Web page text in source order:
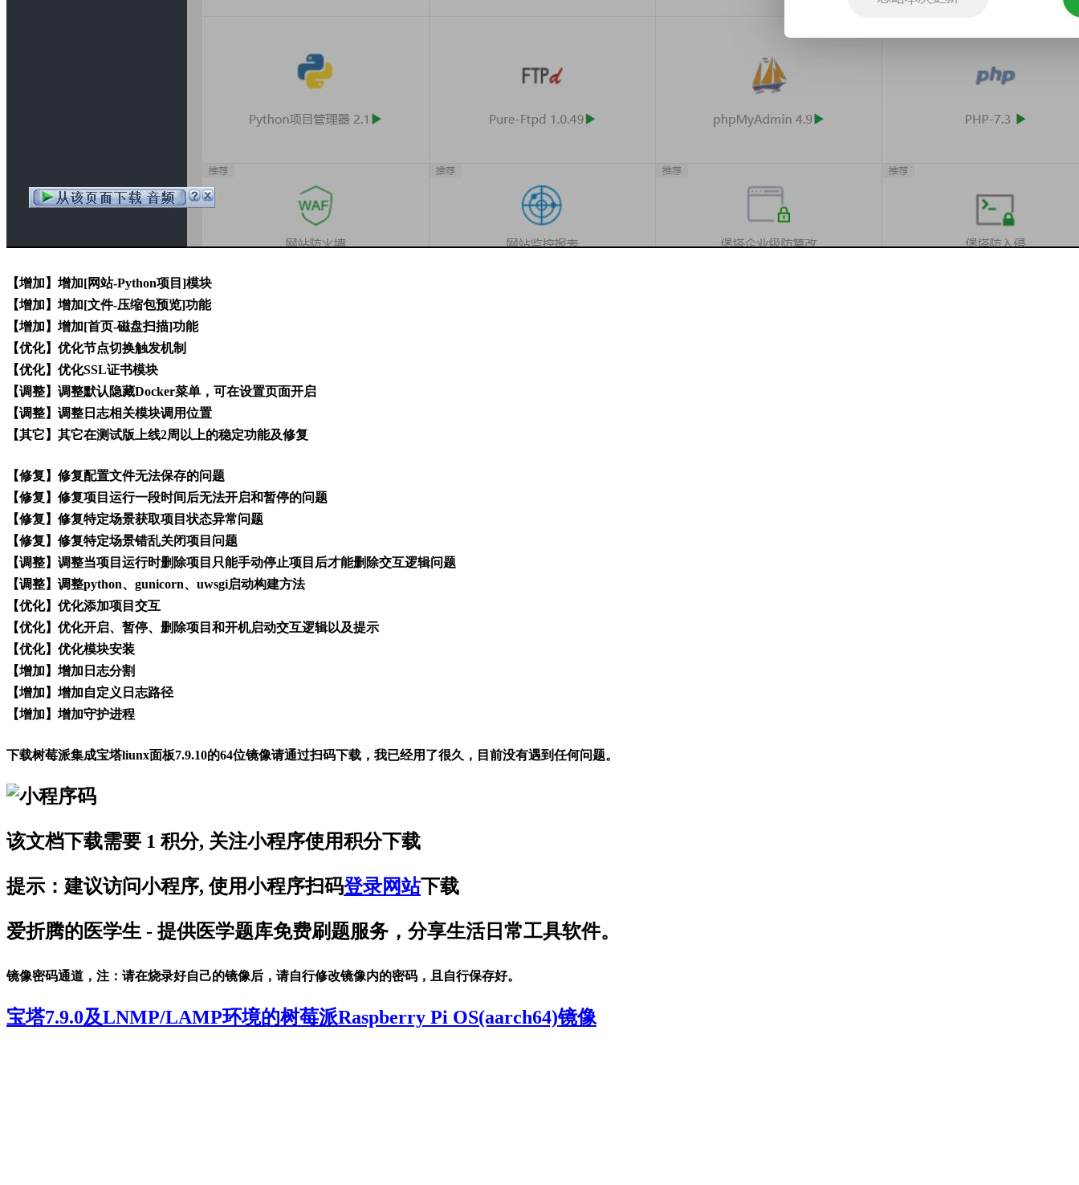
【增加】增加[网站-Python项目]模块
【增加】增加[文件-压缩包预览]功能
【增加】增加[首页-磁盘扫描]功能
【优化】优化节点切换触发机制
【优化】优化SSL证书模块
【调整】调整默认隐藏Docker菜单，可在设置页面开启
【调整】调整日志相关模块调用位置
【其它】其它在测试版上线2周以上的稳定功能及修复
【修复】修复配置文件无法保存的问题
【修复】修复项目运行一段时间后无法开启和暂停的问题
【修复】修复特定场景获取项目状态异常问题
【修复】修复特定场景错乱关闭项目问题
【调整】调整当项目运行时删除项目只能手动停止项目后才能删除交互逻辑问题
【调整】调整python、gunicorn、uwsgi启动构建方法
【优化】优化添加项目交互
【优化】优化开启、暂停、删除项目和开机启动交互逻辑以及提示
【优化】优化模块安装
【增加】增加日志分割
【增加】增加自定义日志路径
【增加】增加守护进程
下载树莓派集成宝塔liunx面板7.9.10的64位镜像请通过扫码下载，我已经用了很久，目前没有遇到任何问题。
该文档下载需要 1 积分, 关注小程序使用积分下载
提示：建议访问小程序, 使用小程序扫码登录网站下载
爱折腾的医学生 - 提供医学题库免费刷题服务，分享生活日常工具软件。
镜像密码通道，注：请在烧录好自己的镜像后，请自行修改镜像内的密码，且自行保存好。
宝塔7.9.0及LNMP/LAMP环境的树莓派Raspberry Pi OS(aarch64)镜像